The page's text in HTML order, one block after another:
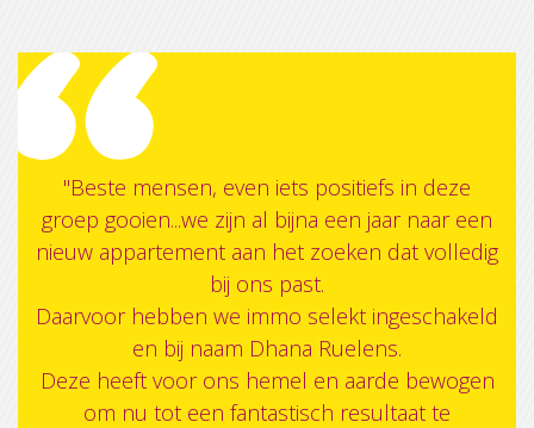
"Beste mensen, even iets positiefs in deze
groep gooien...we zijn al bijna een jaar naar een
nieuw appartement aan het zoeken dat volledig
bij ons past.
Daarvoor hebben we immo selekt ingeschakeld
en bij naam Dhana Ruelens.
Deze heeft voor ons hemel en aarde bewogen
om nu tot een fantastisch resultaat te